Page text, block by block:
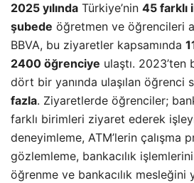
2025 yılında Türkiye’nin 45 farklı
şubede öğretmen ve öğrencileri
BBVA, bu ziyaretler kapsamında
2400 öğrenciye ulaştı. 2023’ten
dört bir yanında ulaşılan öğrenci
fazla. Ziyaretlerde öğrenciler;
farklı birimleri ziyaret ederek
deneyimleme, ATM’lerin çalışma
gözlemleme, bankacılık
öğrenme ve bankacılık mesleğini